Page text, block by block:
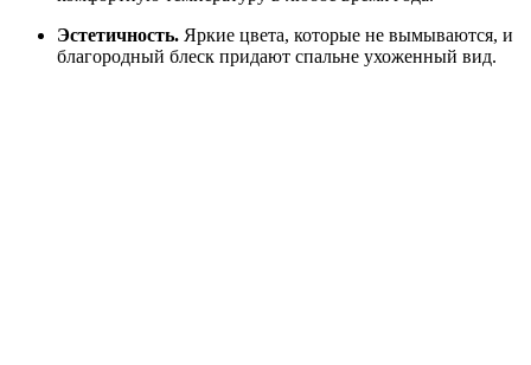
Эстетичность. Яркие цвета, которые не вымываются, и
благородный блеск придают спальне ухоженный вид.